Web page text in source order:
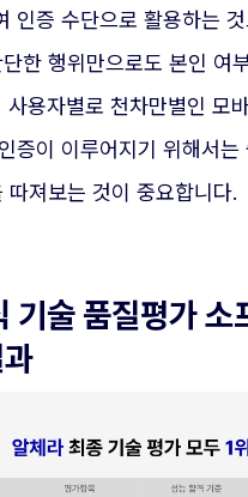
인증 수단으로 활용하는
한 행위만으로도 본인 여
사용자별로 천차만별인 모
증이 이루어지기 위해서는
따져보는 것이 중요합니다.
기술 품질평가 소